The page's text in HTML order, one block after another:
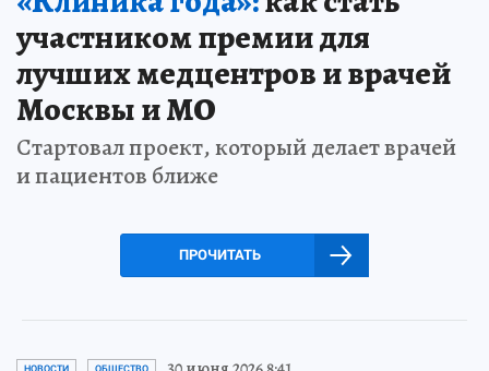
участником премии для
лучших медцентров и врачей
Москвы и МО
Стартовал проект, который делает врачей
и пациентов ближе
ПРОЧИТАТЬ
НОВОСТИ ОБЩЕСТВО